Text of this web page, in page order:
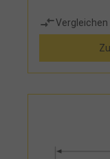
Vergleichen